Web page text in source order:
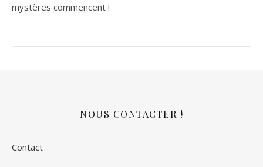
mystères commencent !
NOUS CONTACTER !
Contact